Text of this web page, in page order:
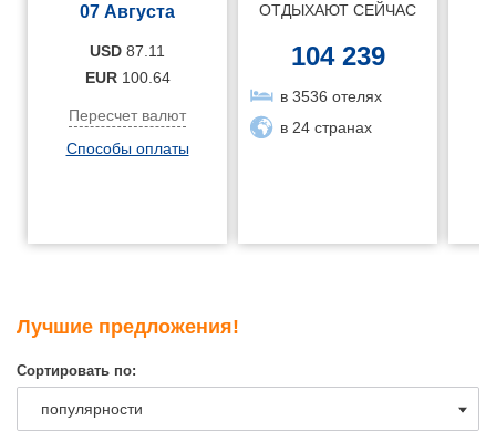
07 Августа
USD 87.11
EUR 100.64
Пересчет валют
Способы оплаты
ОТДЫХАЮТ СЕЙЧАС
104 239
в 3536 отелях
в 24 странах
Лучшие предложения!
Сортировать по: